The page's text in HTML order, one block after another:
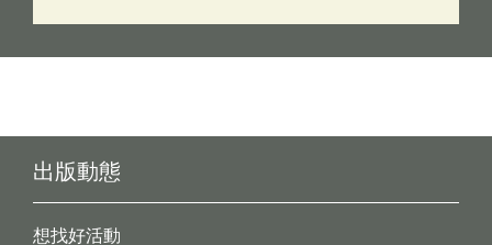
出版動態
想找好活動